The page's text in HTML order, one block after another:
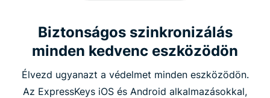
Biztonságos szinkronizálás
minden kedvenc eszközödön
Élvezd ugyanazt a védelmet minden eszközödön.
Az ExpressKeys iOS és Android alkalmazásokkal,